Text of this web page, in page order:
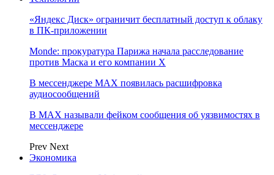
«Яндекс Диск» ограничит бесплатный доступ к облаку
в ПК-приложении
Monde: прокуратура Парижа начала расследование
против Маска и его компании X
В мессенджере MAX появилась расшифровка
аудиосообщений
В МAX называли фейком сообщения об уязвимостях в
мессенджере
Prev Next
Экономика